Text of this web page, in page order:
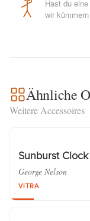
Hast du
wir
Ähnliche
Weitere Accessoires
Sunburst
George Nelson
VITRA